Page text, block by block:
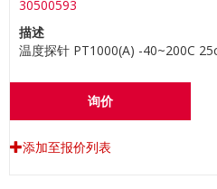
30500593
描述
温度探针 PT1000(A) -40~200C
询价
添加至报价列表